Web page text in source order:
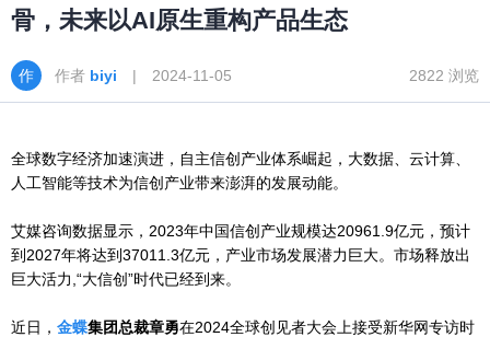
骨，未来以AI原生重构产品生态
作者 biyi | 2024-11-05 2822 浏览
全球数字经济加速演进，自主信创产业体系崛起，大数据、云计算、
人工智能等技术为信创产业带来澎湃的发展动能。
艾媒咨询数据显示，2023年中国信创产业规模达20961.9亿元，预计
到2027年将达到37011.3亿元，产业市场发展潜力巨大。市场释放出
巨大活力,“大信创”时代已经到来。
近日， 金蝶集团总裁章勇在2024全球创见者大会上接受新华网专访时